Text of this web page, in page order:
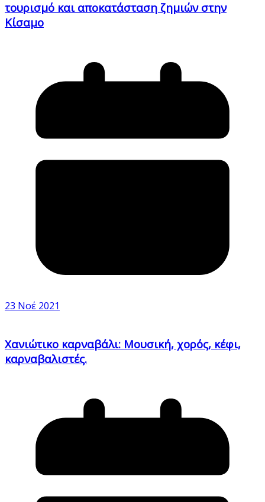
τουρισμό και αποκατάσταση ζημιών στην
Κίσαμο
23 Νοέ 2021
Χανιώτικο καρναβάλι: Μουσική, χορός, κέφι,
καρναβαλιστές.